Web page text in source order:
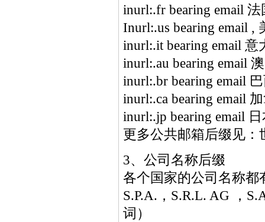
inurl:.fr bearing email 法
Inurl:.us bearing email ,
inurl:.it bearing email 意
inurl:.au bearing email
inurl:.br bearing email
inurl:.ca bearing email
inurl:.jp bearing email
更多公共邮箱后缀见
3、公司名称后缀
各个国家的公司名称都
S.P.A.，S.R.L. AG ，
词）